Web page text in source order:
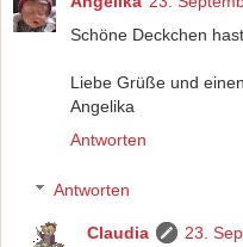
Schöne Deckchen
Liebe Grüße und
Angelika
Antworten
Antworten
Claudia
23.